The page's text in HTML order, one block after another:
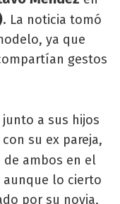
. La noticia tomó
ya que
gestos
a sus hijos
su ex pareja,
de ambos en el
lo cierto
por su novia,